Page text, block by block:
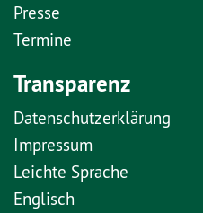
Presse
Termine
Transparenz
Datenschutzerklärung
Impressum
Leichte Sprache
Englisch